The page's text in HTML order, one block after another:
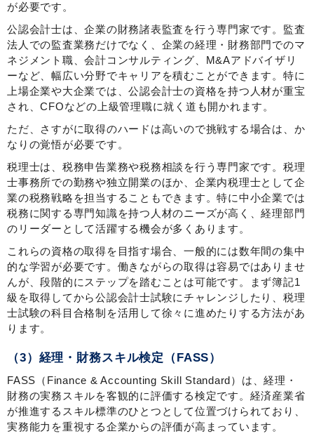
が必要です。
公認会計士は、企業の財務諸表監査を行う専門家です。監査
法人での監査業務だけでなく、企業の経理・財務部門でのマ
ネジメント職、会計コンサルティング、M&Aアドバイザリ
ーなど、幅広い分野でキャリアを積むことができます。特に
上場企業や大企業では、公認会計士の資格を持つ人材が重宝
され、CFOなどの上級管理職に就く道も開かれます。
ただ、さすがに取得のハードは高いので挑戦する場合は、か
なりの覚悟が必要です。
税理士は、税務申告業務や税務相談を行う専門家です。税理
士事務所での勤務や独立開業のほか、企業内税理士として企
業の税務戦略を担当することもできます。特に中小企業では
税務に関する専門知識を持つ人材のニーズが高く、経理部門
のリーダーとして活躍する機会が多くあります。
これらの資格の取得を目指す場合、一般的には数年間の集中
的な学習が必要です。働きながらの取得は容易ではありませ
んが、段階的にステップを踏むことは可能です。まず簿記1
級を取得してから公認会計士試験にチャレンジしたり、税理
士試験の科目合格制を活用して徐々に進めたりする方法があ
ります。
（3）経理・財務スキル検定（FASS）
FASS（Finance & Accounting Skill Standard）は、経理・
財務の実務スキルを客観的に評価する検定です。経済産業省
が推進するスキル標準のひとつとして位置づけられており、
実務能力を重視する企業からの評価が高まっています。